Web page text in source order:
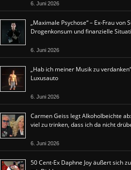
6. Juni 2026
„Maximale Psychose“ – Ex-Frau von
Drogenkonsum und finanzielle
6. Juni 2026
„Hab ich meiner Musik zu
Luxusauto
6. Juni 2026
Carmen Geiss legt Alkoholbeichte
viel zu trinken, dass ich da nicht
6. Juni 2026
50 Cent-Ex Daphne Joy äußert sich